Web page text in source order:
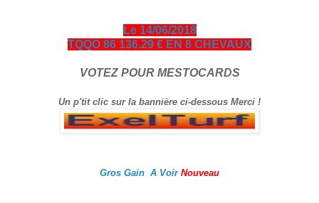
Le 14/06/2018
TQQO 86 136.29 € EN 8 CHEVAUX
VOTEZ POUR MESTOCARDS
Un p'tit clic sur la bannière ci-dessous Merci !
Gros Gain A Voir Nouveau